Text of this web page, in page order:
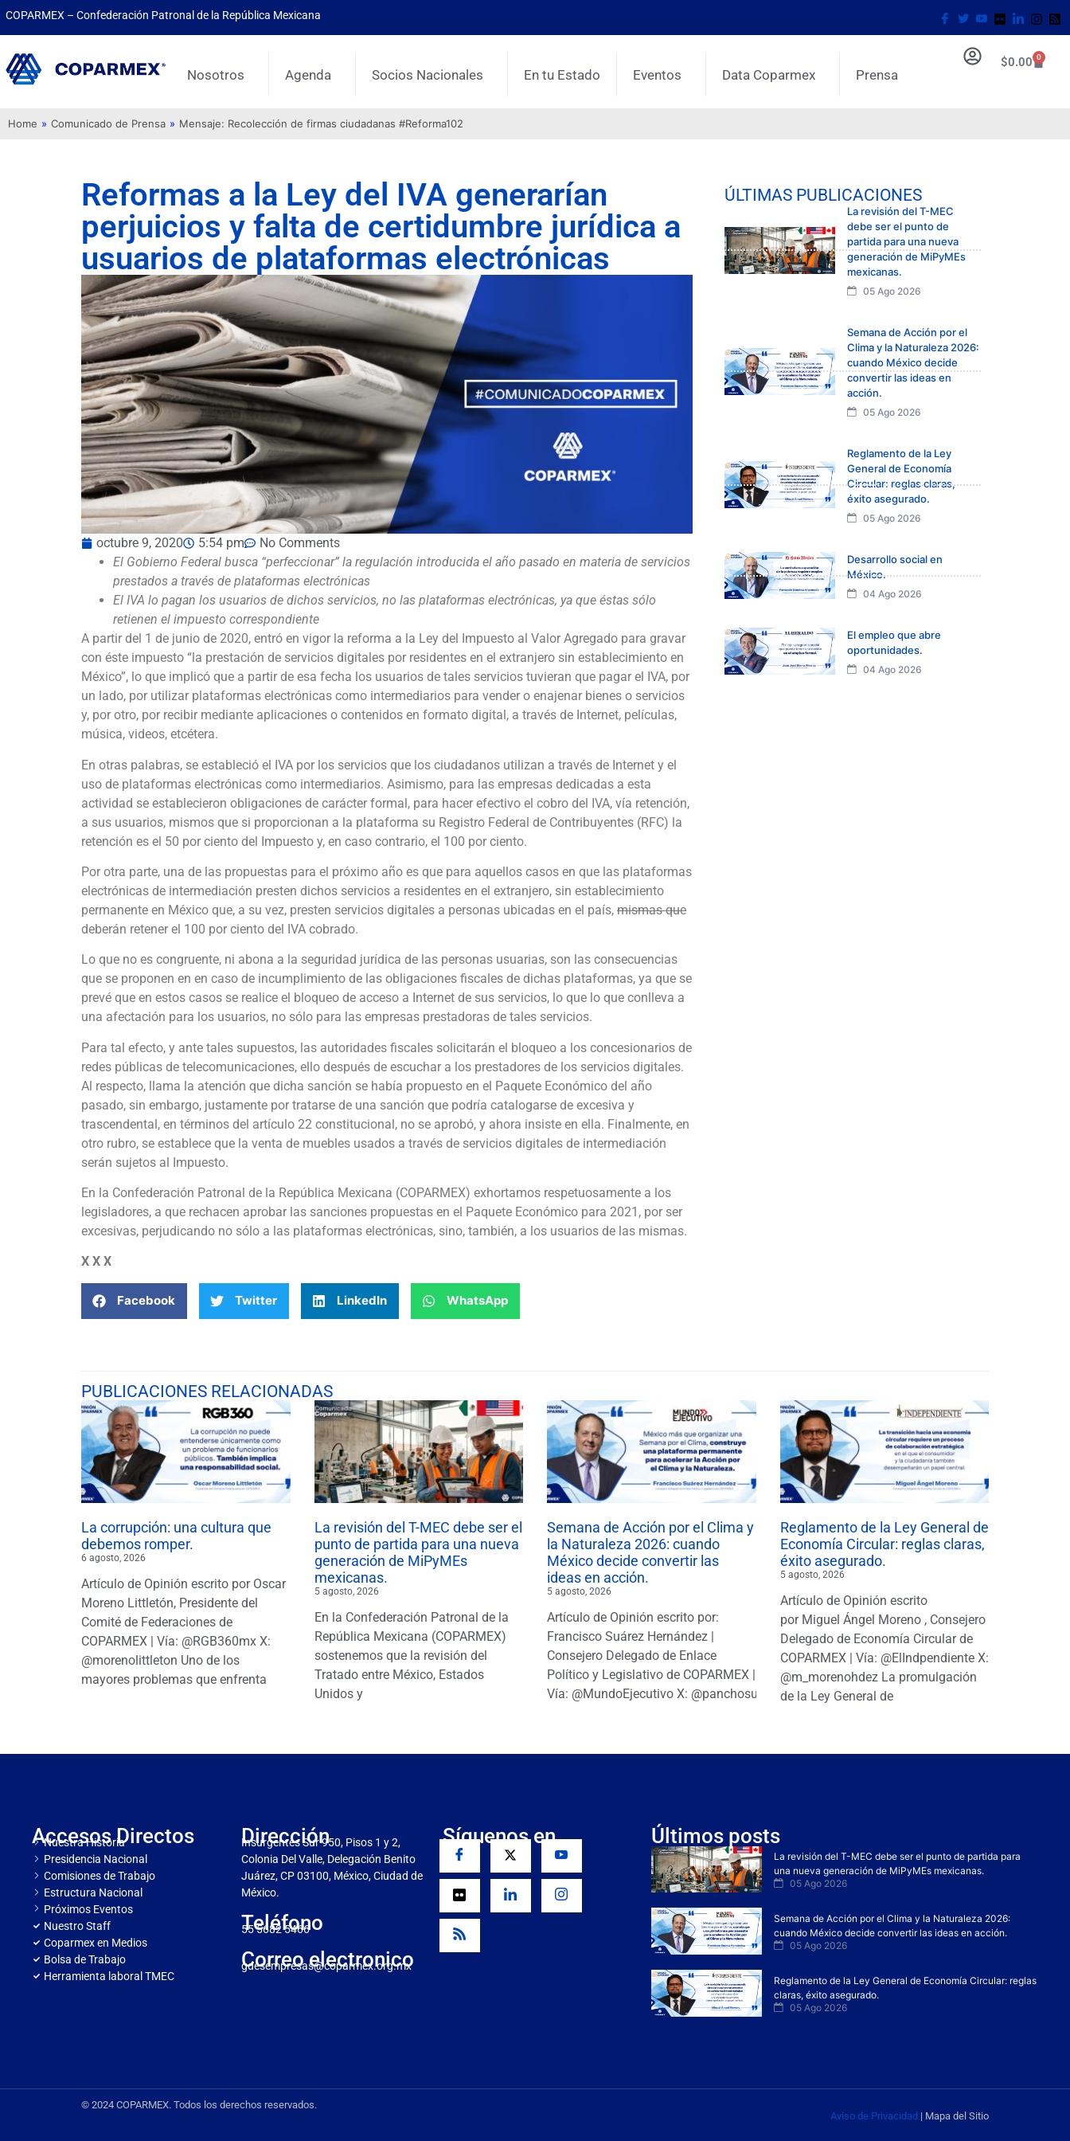
COPARMEX – Confederación Patronal de la República Mexicana
Nosotros Agenda Socios Nacionales En tu Estado Eventos Data Coparmex Prensa
$0.00 0
Home » Comunicado de Prensa » Mensaje: Recolección de firmas ciudadanas #Reforma102
Reformas a la Ley del IVA generarían
perjuicios y falta de certidumbre jurídica a
usuarios de plataformas electrónicas
octubre 9, 2020 5:54 pm
No Comments
El Gobierno Federal busca “perfeccionar” la regulación introducida el año pasado en materia de servicios
prestados a través de plataformas electrónicas
El IVA lo pagan los usuarios de dichos servicios, no las plataformas electrónicas, ya que éstas sólo
retienen el impuesto correspondiente
A partir del 1 de junio de 2020, entró en vigor la reforma a la Ley del Impuesto al Valor Agregado para gravar
con éste impuesto “la prestación de servicios digitales por residentes en el extranjero sin establecimiento en
México”, lo que implicó que a partir de esa fecha los usuarios de tales servicios tuvieran que pagar el IVA, por
un lado, por utilizar plataformas electrónicas como intermediarios para vender o enajenar bienes o servicios
y, por otro, por recibir mediante aplicaciones o contenidos en formato digital, a través de Internet, películas,
música, videos, etcétera.
En otras palabras, se estableció el IVA por los servicios que los ciudadanos utilizan a través de Internet y el
uso de plataformas electrónicas como intermediarios. Asimismo, para las empresas dedicadas a esta
actividad se establecieron obligaciones de carácter formal, para hacer efectivo el cobro del IVA, vía retención,
a sus usuarios, mismos que si proporcionan a la plataforma su Registro Federal de Contribuyentes (RFC) la
retención es el 50 por ciento del Impuesto y, en caso contrario, el 100 por ciento.
Por otra parte, una de las propuestas para el próximo año es que para aquellos casos en que las plataformas
electrónicas de intermediación presten dichos servicios a residentes en el extranjero, sin establecimiento
permanente en México que, a su vez, presten servicios digitales a personas ubicadas en el país, mismas que
deberán retener el 100 por ciento del IVA cobrado.
Lo que no es congruente, ni abona a la seguridad jurídica de las personas usuarias, son las consecuencias
que se proponen en en caso de incumplimiento de las obligaciones fiscales de dichas plataformas, ya que se
prevé que en estos casos se realice el bloqueo de acceso a Internet de sus servicios, lo que lo que conlleva a
una afectación para los usuarios, no sólo para las empresas prestadoras de tales servicios.
Para tal efecto, y ante tales supuestos, las autoridades fiscales solicitarán el bloqueo a los concesionarios de
redes públicas de telecomunicaciones, ello después de escuchar a los prestadores de los servicios digitales.
Al respecto, llama la atención que dicha sanción se había propuesto en el Paquete Económico del año
pasado, sin embargo, justamente por tratarse de una sanción que podría catalogarse de excesiva y
trascendental, en términos del artículo 22 constitucional, no se aprobó, y ahora insiste en ella. Finalmente, en
otro rubro, se establece que la venta de muebles usados a través de servicios digitales de intermediación
serán sujetos al Impuesto.
En la Confederación Patronal de la República Mexicana (COPARMEX) exhortamos respetuosamente a los
legisladores, a que rechacen aprobar las sanciones propuestas en el Paquete Económico para 2021, por ser
excesivas, perjudicando no sólo a las plataformas electrónicas, sino, también, a los usuarios de las mismas.
X X X
Facebook Twitter LinkedIn WhatsApp
ÚLTIMAS PUBLICACIONES
La revisión del T-MEC
debe ser el punto de
partida para una nueva
generación de MiPyMEs
mexicanas.
05 Ago 2026
Semana de Acción por el
Clima y la Naturaleza 2026:
cuando México decide
convertir las ideas en
acción.
05 Ago 2026
Reglamento de la Ley
General de Economía
Circular: reglas claras,
éxito asegurado.
05 Ago 2026
Desarrollo social en
México.
04 Ago 2026
El empleo que abre
oportunidades.
04 Ago 2026
PUBLICACIONES RELACIONADAS
La corrupción: una cultura que
debemos romper.
6 agosto, 2026
Artículo de Opinión escrito por Oscar
Moreno Littletón, Presidente del
Comité de Federaciones de
COPARMEX | Vía: @RGB360mx X:
@morenolittleton Uno de los
mayores problemas que enfrenta
La revisión del T-MEC debe ser el
punto de partida para una nueva
generación de MiPyMEs
mexicanas.
5 agosto, 2026
En la Confederación Patronal de la
República Mexicana (COPARMEX)
sostenemos que la revisión del
Tratado entre México, Estados
Unidos y
Semana de Acción por el Clima y
la Naturaleza 2026: cuando
México decide convertir las
ideas en acción.
5 agosto, 2026
Artículo de Opinión escrito por:
Francisco Suárez Hernández |
Consejero Delegado de Enlace
Político y Legislativo de COPARMEX |
Vía: @MundoEjecutivo X: @panchosuarezh
Reglamento de la Ley General de
Economía Circular: reglas claras,
éxito asegurado.
5 agosto, 2026
Artículo de Opinión escrito
por Miguel Ángel Moreno , Consejero
Delegado de Economía Circular de
COPARMEX | Vía: @ElIndpendiente X:
@m_morenohdez La promulgación
de la Ley General de
Accesos Directos
Nuestra Historia
Presidencia Nacional
Comisiones de Trabajo
Estructura Nacional
Próximos Eventos
Nuestro Staff
Coparmex en Medios
Bolsa de Trabajo
Herramienta laboral TMEC
Dirección
Insurgentes Sur 950, Pisos 1 y 2,
Colonia Del Valle, Delegación Benito
Juárez, CP 03100, México, Ciudad de
México.
Teléfono
55 5682 5466
Correo electronico
gdesempresas@coparmex.org.mx
Síguenos en Últimos posts
La revisión del T-MEC debe ser el punto de partida para
una nueva generación de MiPyMEs mexicanas.
05 Ago 2026
Semana de Acción por el Clima y la Naturaleza 2026:
cuando México decide convertir las ideas en acción.
05 Ago 2026
Reglamento de la Ley General de Economía Circular: reglas
claras, éxito asegurado.
05 Ago 2026
© 2024 COPARMEX. Todos los derechos reservados.
Aviso de Privacidad | Mapa del Sitio